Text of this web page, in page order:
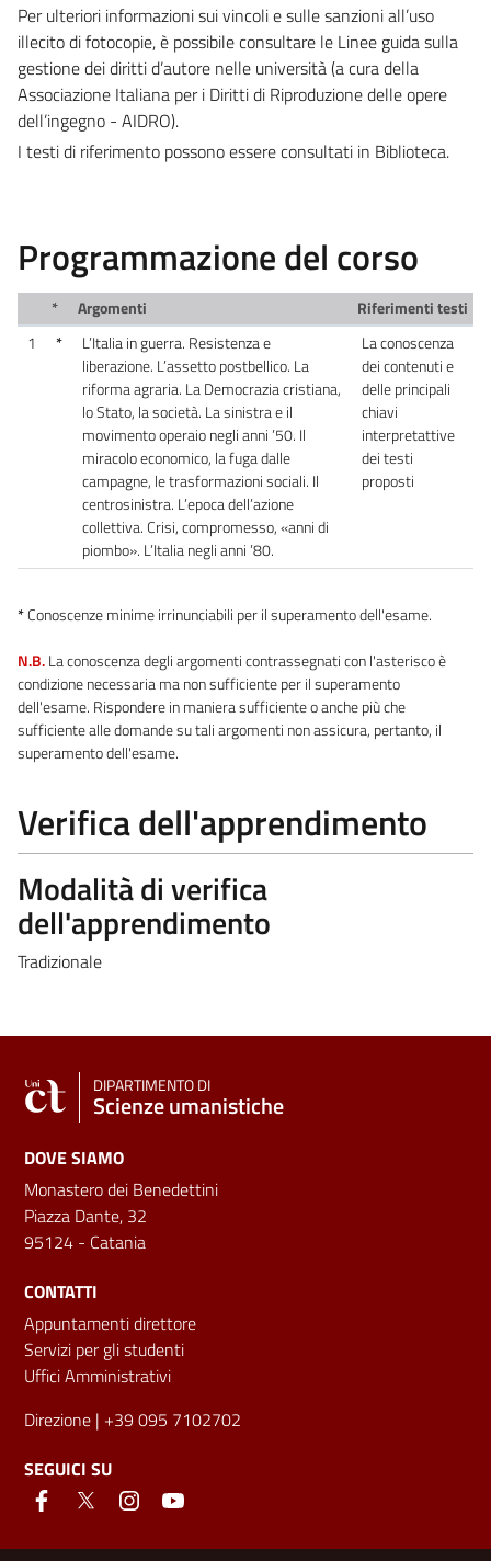
Per ulteriori informazioni sui vincoli e sulle sanzioni all’uso
illecito di fotocopie, è possibile consultare le Linee guida sulla
gestione dei diritti d’autore nelle università (a cura della
Associazione Italiana per i Diritti di Riproduzione delle opere
dell’ingegno - AIDRO).
I testi di riferimento possono essere consultati in Biblioteca.
Programmazione del corso
* Argomenti
Riferimenti testi
1
*
L’Italia in guerra. Resistenza e
liberazione. L’assetto postbellico. La
riforma agraria. La Democrazia cristiana,
lo Stato, la società. La sinistra e il
movimento operaio negli anni ’50. Il
miracolo economico, la fuga dalle
campagne, le trasformazioni sociali. Il
centrosinistra. L’epoca dell’azione
collettiva. Crisi, compromesso, «anni di
piombo». L’Italia negli anni ’80.
La conoscenza
dei contenuti e
delle principali
chiavi
interpretattive
dei testi
proposti
*Conoscenze minime irrinunciabili per il superamento dell'esame.
N.B.La conoscenza degli argomenti contrassegnati con l'asterisco è
condizione necessaria ma non sufficiente per il superamento
dell'esame. Rispondere in maniera sufficiente o anche più che
sufficiente alle domande su tali argomenti non assicura, pertanto, il
superamento dell'esame.
Verifica dell'apprendimento
Modalità di verifica
dell'apprendimento
Tradizionale
DIPARTIMENTO DI
Scienze umanistiche
DOVE SIAMO
Monastero dei Benedettini
Piazza Dante, 32
95124 - Catania
CONTATTI
Appuntamenti direttore
Servizi per gli studenti
Uffici Amministrativi
Direzione | +39 095 7102702
SEGUICI SU